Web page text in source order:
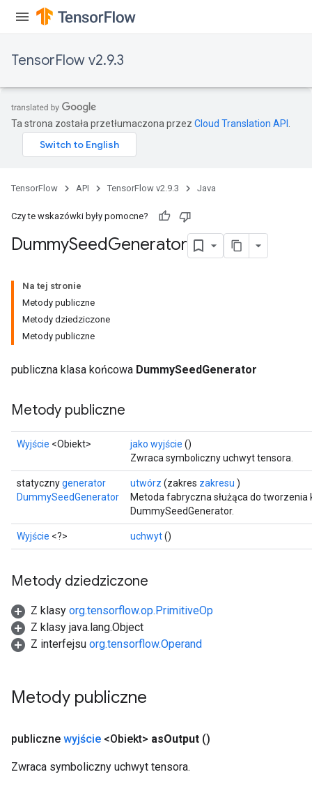
TensorFlow v2.9.3
Ta strona została przetłumaczona przez Cloud Translation API
TensorFlow API TensorFlow v2.9.3 Java
Czy te wskazówki były pomocne?
DummySeedGenerator
Na tej stronie
Metody publiczne
Metody dziedziczone
Metody publiczne
publiczna klasa końcowa DummySeedGenerator
Metody publiczne
Wyjście <Obiekt> jako wyjście ()
Zwraca symboliczny uchwyt tensora.
statycznygenerator
DummySeedGenerator
utwórz (zakres zakresu )
Metoda fabryczna służąca do
DummySeedGenerator.
Wyjście <?> uchwyt()
Metody dziedziczone
Z klasy org.tensorflow.op.PrimitiveOp
Z klasy java.lang.Object
Z interfejsu org.tensorflow.Operand
Metody publiczne
publiczne wyjście <Obiekt> asOutput ()
Zwraca symboliczny uchwyt tensora.